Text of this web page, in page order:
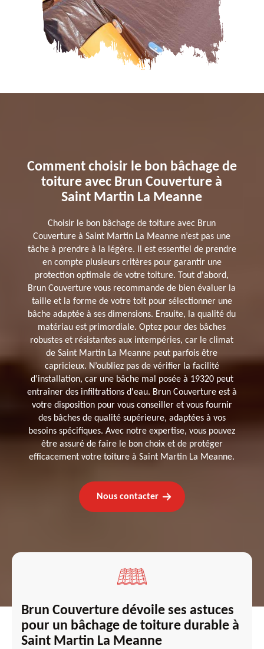
Comment choisir le bon bâchage de
toiture avec Brun Couverture à
Saint Martin La Meanne
Choisir le bon bâchage de toiture avec Brun
Couverture à Saint Martin La Meanne n’est pas une
tâche à prendre à la légère. Il est essentiel de prendre
en compte plusieurs critères pour garantir une
protection optimale de votre toiture. Tout d'abord,
Brun Couverture vous recommande de bien évaluer la
taille et la forme de votre toit pour sélectionner une
bâche adaptée à ses dimensions. Ensuite, la qualité du
matériau est primordiale. Optez pour des bâches
robustes et résistantes aux intempéries, car le climat
de Saint Martin La Meanne peut parfois être
capricieux. N’oubliez pas de vérifier la facilité
d’installation, car une bâche mal posée à 19320 peut
entraîner des infiltrations d'eau. Brun Couverture est à
votre disposition pour vous conseiller et vous fournir
des bâches de qualité supérieure, adaptées à vos
besoins spécifiques. Avec notre expertise, vous pouvez
être assuré de faire le bon choix et de protéger
efficacement votre toiture à Saint Martin La Meanne.
Nous contacter
Brun Couverture dévoile ses astuces
pour un bâchage de toiture durable à
Saint Martin La Meanne